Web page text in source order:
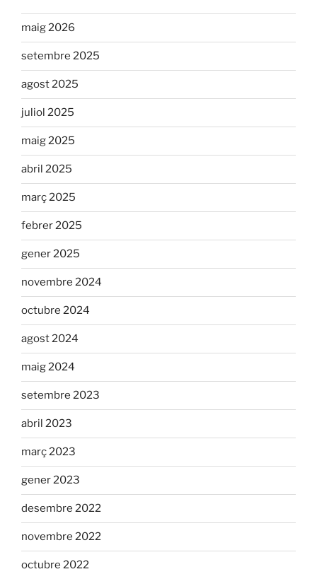
maig 2026
setembre 2025
agost 2025
juliol 2025
maig 2025
abril 2025
març 2025
febrer 2025
gener 2025
novembre 2024
octubre 2024
agost 2024
maig 2024
setembre 2023
abril 2023
març 2023
gener 2023
desembre 2022
novembre 2022
octubre 2022